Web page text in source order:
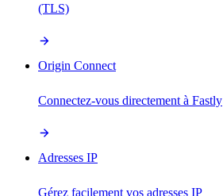
(TLS)
Origin Connect
Connectez-vous directement à Fastly
Adresses IP
Gérez facilement vos adresses IP